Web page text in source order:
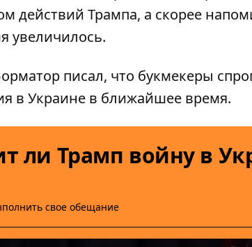
действий Трампа, а скорее
увеличилось.
писал, что букмекеры
в Украине в ближайшее время.
ли Трамп войну в
свое обещание